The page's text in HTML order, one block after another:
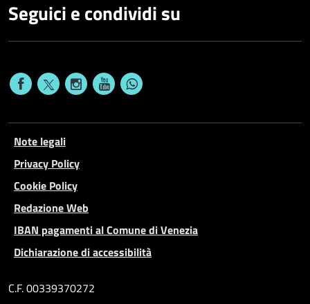
Seguici e condividi su
Note legali
Privacy Policy
Cookie Policy
Redazione Web
IBAN pagamenti al Comune di Venezia
Dichiarazione di accessibilità
C.F. 00339370272